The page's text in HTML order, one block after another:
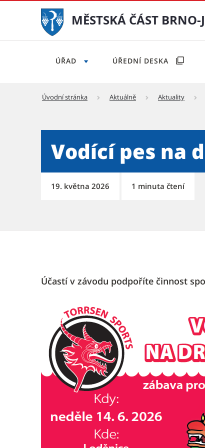
MĚSTSKÁ ČÁST
ÚŘAD ÚŘEDNÍ DESKA
Úvodní stránka Aktuálně Aktuality
Vodící pes na
19. května 2026 1 minuta čtení
Účastí v závodu podpoříte činnost